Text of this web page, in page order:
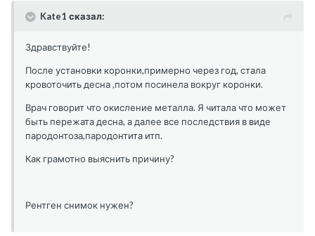
Kate1 сказал:
Здравствуйте!
После установки коронки,примерно через год, стала
кровоточить десна ,потом посинела вокруг коронки.
Врач говорит что окисление металла. Я читала что может
быть пережата десна, а далее все последствия в виде
пародонтоза,пародонтита итп.
Как грамотно выяснить причину?
Рентген снимок нужен?